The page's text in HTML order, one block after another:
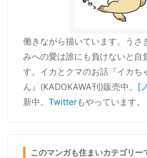
働きながら描いています。うさ
みへの愛は誰にも負けないと自
す。イカとクマのお話『イカち
ん』(KADOKAWA刊)販売中。
[
新中。 Twitterもやっています。
このマンガも住まいカテゴリー